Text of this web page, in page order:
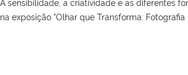
na exposição "Olhar que Transforma: Fotografia